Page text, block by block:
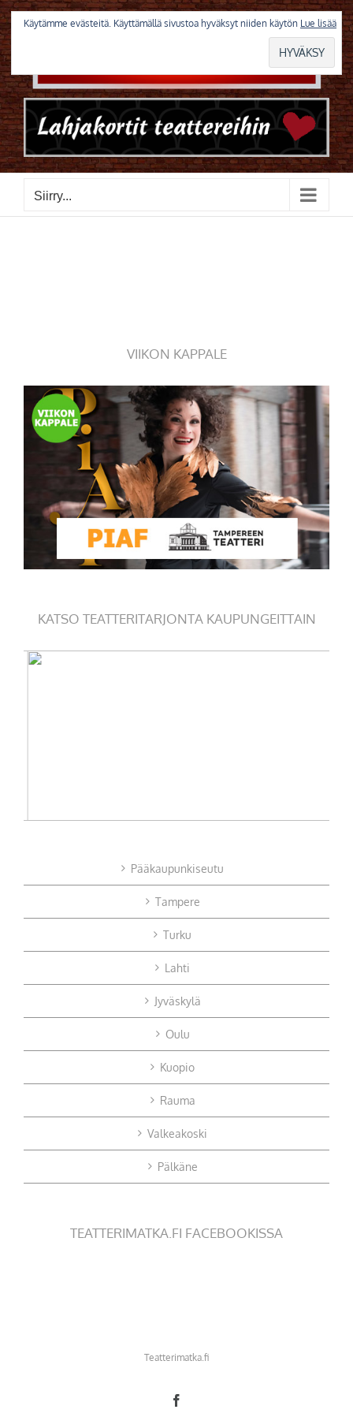
Skip
to
content
Siirry...
VIIKON KAPPALE
KATSO TEATTERITARJONTA KAUPUNGEITTAIN
Pääkaupunkiseutu
Tampere
Turku
Lahti
Jyväskylä
Oulu
Kuopio
Rauma
Valkeakoski
Pälkäne
TEATTERIMATKA.FI FACEBOOKISSA
Teatterimatka.fi
Käytämme evästeitä. Käyttämällä sivustoa hyväksyt niiden käytön Lue lisää